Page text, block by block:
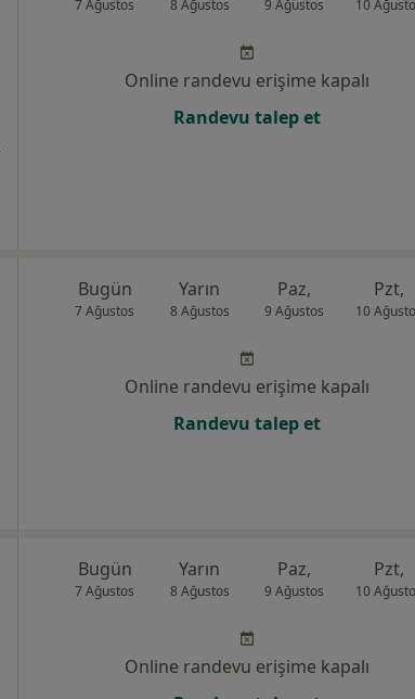
7 Ağustos 8 Ağustos 9 Ağustos 10
Online randevu erişime kapalı
Randevu talep et
Bugün
7 Ağustos
Yarın
8 Ağustos
Paz,
9 Ağustos
Pzt,
10
Online randevu erişime kapalı
Randevu talep et
Bugün
7 Ağustos
Yarın
8 Ağustos
Paz,
9 Ağustos
Pzt,
10
Online randevu erişime kapalı